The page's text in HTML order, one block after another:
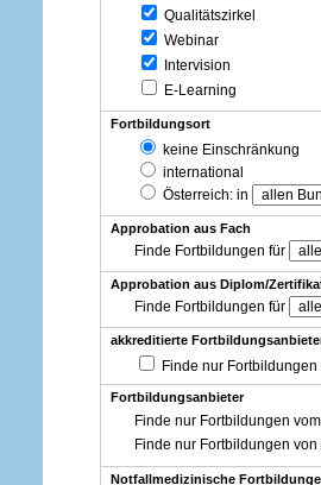
Qualitätszirkel
Webinar
Intervision
E-Learning
Fortbildungsort
keine Einschränkung
international
Österreich: in
Approbation aus Fach
Finde Fortbildungen für
Approbation aus Diplom/
Finde Fortbildungen für
akkreditierte
Finde nur
Fortbildungsanbieter
Finde nur Fortbildungen
Finde nur Fortbildungen
Notfallmedizinische